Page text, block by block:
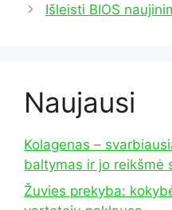
Išleisti BIOS
Naujausi
Kolagenas –
baltymas ir jo reikšmė
Žuvies prekyba: